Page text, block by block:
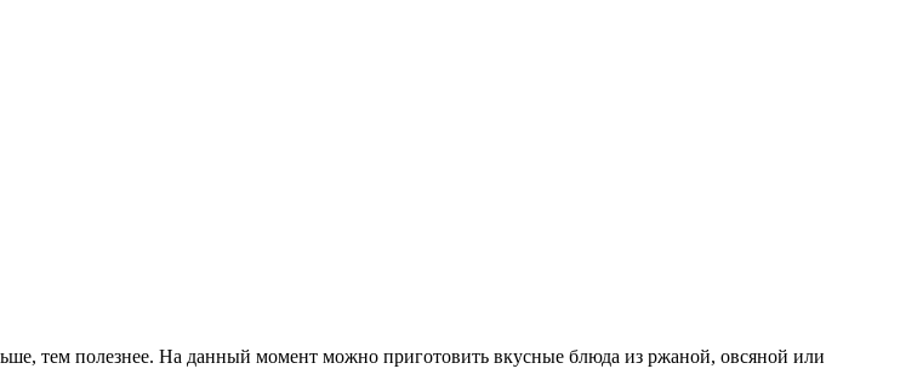
тем полезнее. На данный момент можно приготовить вкусные блюда из ржаной, овсяной или